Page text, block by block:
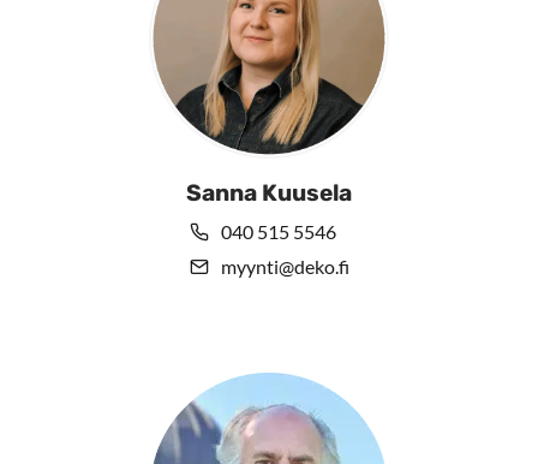
Sanna Kuusela
040 515 5546
myynti@deko.fi